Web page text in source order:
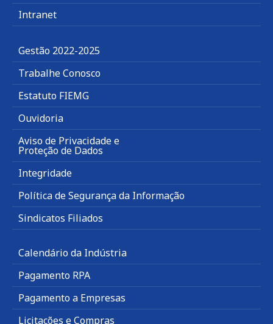
Intranet
Gestão 2022-2025
Trabalhe Conosco
Estatuto FIEMG
Ouvidoria
Aviso de Privacidade e
Proteção de Dados
Integridade
Política de Segurança da Informação
Sindicatos Filiados
Calendário da Indústria
Pagamento RPA
Pagamento a Empresas
Licitações e Compras